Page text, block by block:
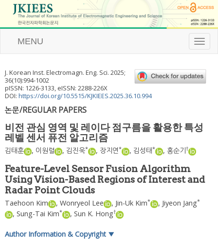
T
o
l
e
g
MENU
J. Korean Inst. Electromagn. Eng. Sci. 2025;
36(10):994-1002
pISSN: 1226-3133, eISSN: 2288-226X
DOI: https://doi.org/10.5515/KJKIEES.2025.36.10.994
논문/REGULAR PAPERS
비전 관심 영역 및 레이다 점구름을 활용한 특성
레벨 센서 퓨전 알고리즘
김태훈 , 이원렬 , 김진욱* , 장지연* , 김성태* , 홍순기 †
Feature-Level Sensor Fusion Algorithm
Using Vision-Based Regions of Interest and
Radar Point Clouds
Taehoon Kim , Wonryeol Lee , Jin-Uk Kim* , Jiyeon Jang*
, Sung-Tai Kim* , Sun K. Hong†
Author Information & Copyright ▼